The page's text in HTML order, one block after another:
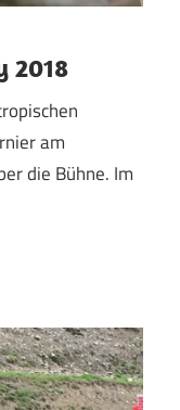
2018
am
die Bühne. Im